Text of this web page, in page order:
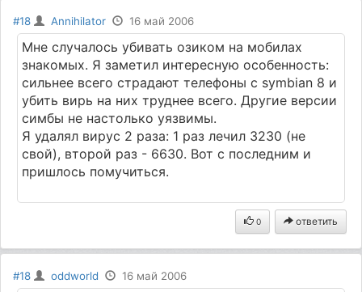
#18 Annihilator 16 май 2006
Мне случалось убивать озиком на мобилах
знакомых. Я заметил интересную особенность:
сильнее всего страдают телефоны с symbian 8 и
убить вирь на них труднее всего. Другие версии
симбы не настолько уязвимы.
Я удалял вирус 2 раза: 1 раз лечил 3230 (не
свой), второй раз - 6630. Вот с последним и
пришлось помучиться.
0 ответить
#18 oddworld 16 май 2006